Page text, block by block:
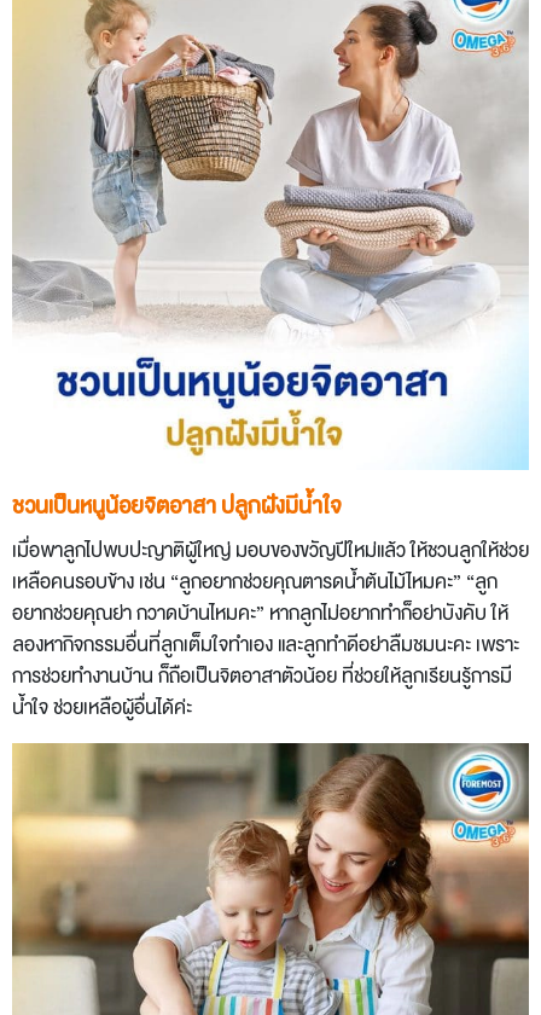
ชวนเป็นหนูน้อยจิตอาสา ปลูกฝังมีน้ำใจ
เมื่อพาลูกไปพบปะญาติผู้ใหญ่ มอบของขวัญปีใหม่แล้ว ให้ชวนลูกให้ช่วย
เหลือคนรอบข้าง เช่น “ลูกอยากช่วยคุณตารดน้ำต้นไม้ไหมคะ” “ลูก
อยากช่วยคุณย่า กวาดบ้านไหมคะ” หากลูกไม่อยากทำก็อย่าบังคับ ให้
ลองหากิจกรรมอื่นที่ลูกเต็มใจทำเอง และลูกทำดีอย่าลืมชมนะคะ เพราะ
การช่วยทำงานบ้าน ก็ถือเป็นจิตอาสาตัวน้อย ที่ช่วยให้ลูกเรียนรู้การมี
น้ำใจ ช่วยเหลือผู้อื่นได้ค่ะ